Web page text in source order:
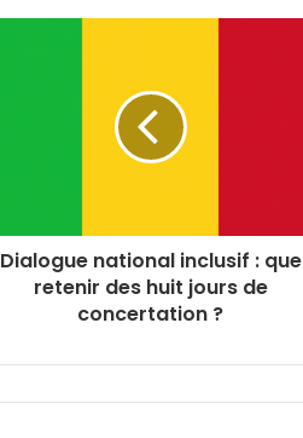
Dialogue national inclusif : que
retenir des huit jours de
concertation ?